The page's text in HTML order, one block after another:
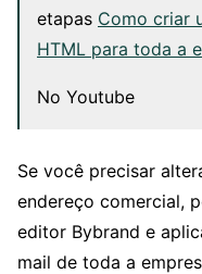
etapas Como criar
HTML para toda a
No Youtube
Se você precisar
endereço comercial,
editor Bybrand e
mail de toda a